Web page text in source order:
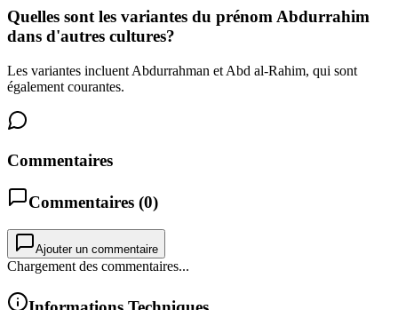
Quelles sont les variantes du prénom Abdurrahim
dans d'autres cultures?
Les variantes incluent Abdurrahman et Abd al-Rahim, qui sont
également courantes.
Commentaires
Commentaires (0)
Ajouter un commentaire
Chargement des commentaires...